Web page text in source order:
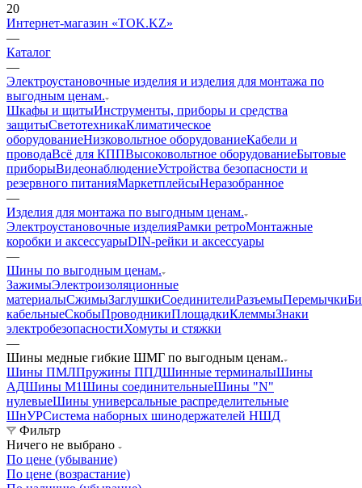
20
Интернет-магазин «TOK.KZ»
—
Каталог
—
Электроустановочные изделия и изделия для монтажа по
выгодным ценам.
Шкафы и щитыИнструменты, приборы и средства
защитыСветотехникаКлиматическое
оборудованиеНизковольтное оборудованиеКабели и
проводаВсё для КППВысоковольтное оборудованиеБытовые
приборыВидеонаблюдениеУстройства безопасности и
резервного питанияМаркетплейсыНеразобранное
—
Изделия для монтажа по выгодным ценам.
Электроустановочные изделияРамки ретроМонтажные
коробки и аксессуарыDIN-рейки и аксессуары
—
Шины по выгодным ценам.
ЗажимыЭлектроизоляционные
материалыСжимыЗаглушкиСоединителиРазъемыПеремычки
кабельныеСкобыПроводникиПлощадкиКлеммыЗнаки
электробезопасностиХомуты и стяжки
—
Шины медные гибкие ШМГ по выгодным ценам.
Шины ПМЛПружины ППДШинные терминалыШины
АДШины М1Шины соединительныеШины "N"
нулевыеШины универсальные распределительные
ШнУРСистема наборных шинодержателей НШД
Фильтр
Ничего не выбрано
По цене (убывание)
По цене (возрастание)